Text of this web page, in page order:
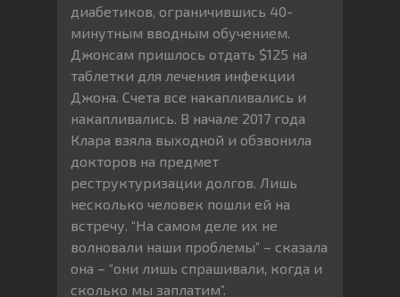
диабетиков, ограничившись 40-
минутным вводным обучением.
Джонсам пришлось отдать $125 на
таблетки для лечения инфекции
Джона. Счета все накапливались и
накапливались. В начале 2017 года
Клара взяла выходной и обзвонила
докторов на предмет
реструктуризации долгов. Лишь
несколько человек пошли ей на
встречу. “На самом деле их не
волновали наши проблемы” – сказала
она – “они лишь спрашивали, когда и
сколько мы заплатим”.